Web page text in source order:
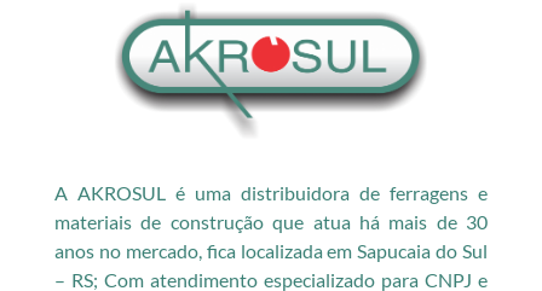
A AKROSUL é uma distribuidora de ferragens e
materiais de construção que atua há mais de 30
anos no mercado, fica localizada em Sapucaia do Sul
– RS; Com atendimento especializado para CNPJ e